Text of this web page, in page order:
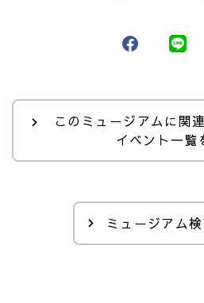
このミュージアムに関
イベント一覧
ミュージアム